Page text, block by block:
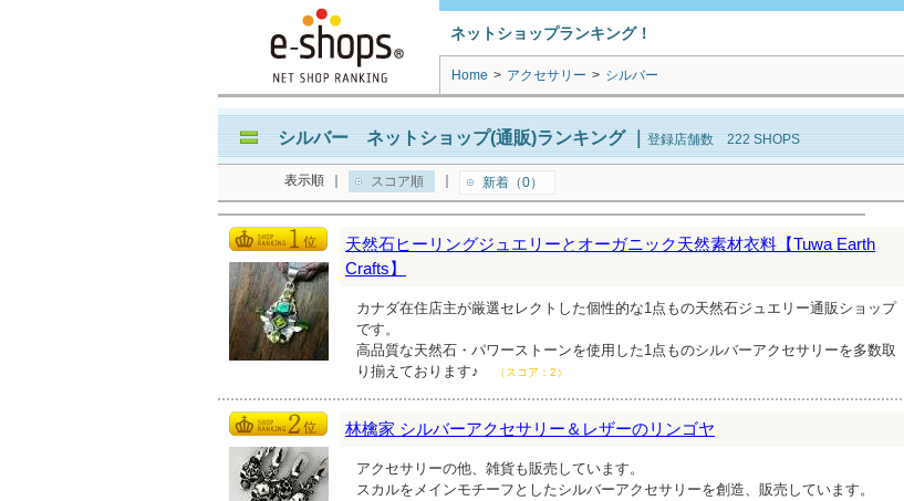
ネットショップランキング！
Home > アクセサリー > シルバー
シルバー ネットショップ(通販)ランキング｜ 登録店舗数 222 SHOPS
表示順 スコア順 新着（0）
天然石ヒーリングジュエリーとオーガニック天然素材衣料【Tuwa Earth
Crafts】
カナダ在住店主が厳選セレクトした個性的な1点もの天然石ジュエリー通販ショップ
です。
高品質な天然石・パワーストーンを使用した1点ものシルバーアクセサリーを多数取
り揃えております♪
（スコア：2）
林檎家 シルバーアクセサリー＆レザーのリンゴヤ
アクセサリーの他、雑貨も販売しています。
スカルをメインモチーフとしたシルバーアクセサリーを創造、販売しています。